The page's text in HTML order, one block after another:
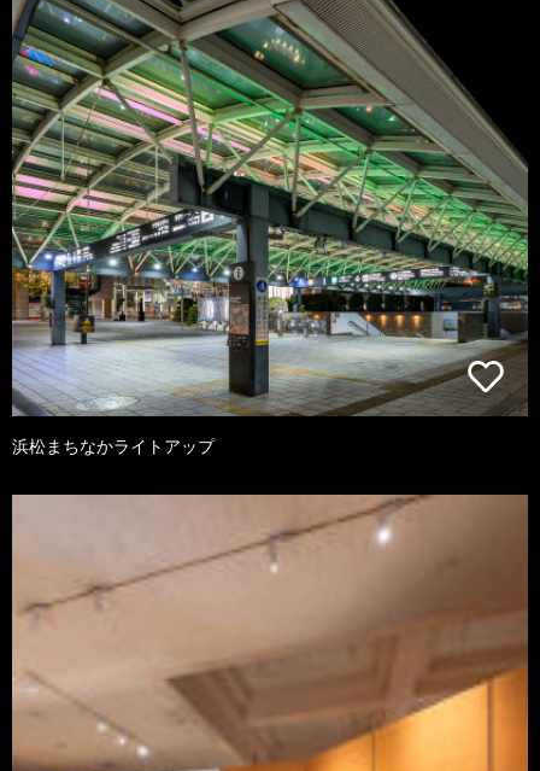
浜松まちなかライトアップ